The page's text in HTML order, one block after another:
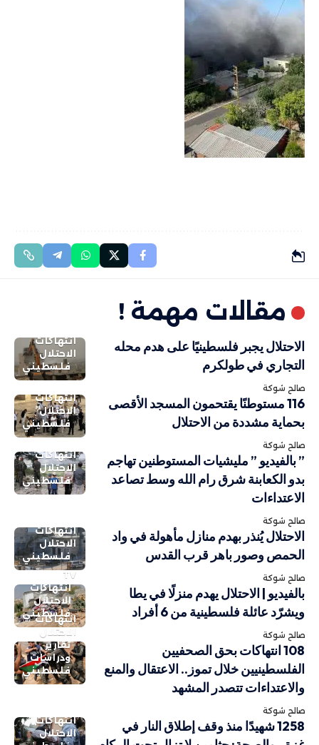
مقالات مهمة !
انتهاكات
الاحتلال
فلسطيني
الاحتلال يجبر فلسطينيًا على هدم محله
التجاري في طولكرم
صالح شوكة
انتهاكات
الاحتلال
فلسطيني
116 مستوطنًا يقتحمون المسجد الأقصى
بحماية مشددة من الاحتلال
صالح شوكة
انتهاكات
الاحتلال
فلسطيني
” بالفيديو ” مليشيات المستوطنين تهاجم
بدو الكعابنة شرق رام الله وسط تصاعد
الاعتداءات
صالح شوكة
انتهاكات
الاحتلال
فلسطيني
الاحتلال يُنذر بهدم منازل مأهولة في واد
الحمص وصور باهر قرب القدس
صالح شوكة
TV
انتهاكات
الاحتلال
فلسطيني
بالفيديو | الاحتلال يهدم منزلًا في يطا
ويشرّد عائلة فلسطينية من 6 أفراد
صالح شوكة
انتهاكات
الاحتلال
تقارير
ودراسات
فلسطيني
108 انتهاكات بحق الصحفيين
الفلسطينيين خلال تموز.. الاعتقال والمنع
والاعتداءات تتصدر المشهد
صالح شوكة
انتهاكات
الاحتلال
1258 شهيدًا منذ وقف إطلاق النار في